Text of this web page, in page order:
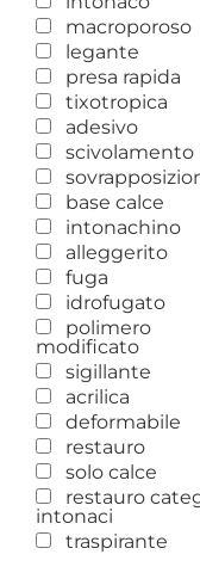
macroporoso
legante
presa rapida
tixotropica
adesivo
scivolamento
base calce
intonachino
alleggerito
fuga
idrofugato
polimero
modificato
sigillante
acrilica
deformabile
restauro
solo calce
restauro
intonaci
traspirante